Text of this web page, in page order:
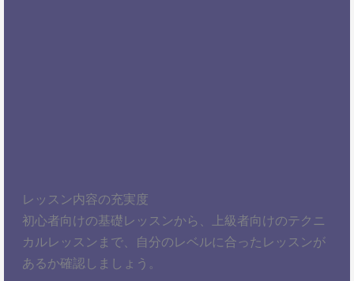
レッスン内容の充実度
初心者向けの基礎レッスンから、上級者向けのテクニ
カルレッスンまで、自分のレベルに合ったレッスンが
あるか確認しましょう。